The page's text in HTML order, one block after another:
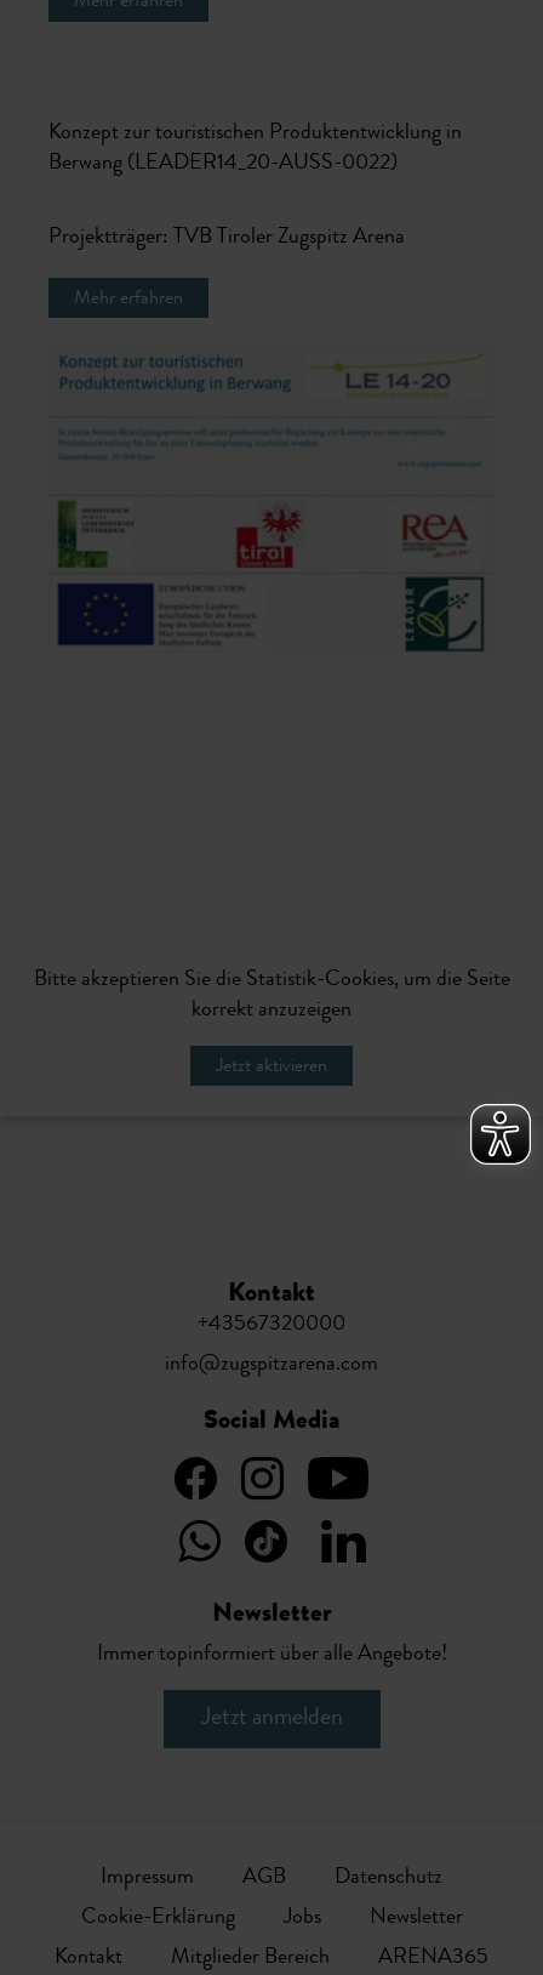
Konzept zur touristischen Produktentwicklung in
Berwang (LEADER14_20-AUSS-0022)
Projektträger: TVB Tiroler Zugspitz Arena
Mehr erfahren
Bitte akzeptieren Sie die Statistik-Cookies, um die Seite
korrekt anzuzeigen
Jetzt aktivieren
Kontakt
+43567320000
info@zugspitzarena.com
Social Media
Newsletter
Immer topinformiert über alle Angebote!
Jetzt anmelden
Impressum AGB
Datenschutz
Cookie-Erklärung
Jobs
Newsletter
Kontakt
Mitglieder Bereich ARENA365